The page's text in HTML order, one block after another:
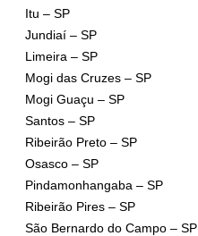
Itu – SP
Jundiaí – SP
Limeira – SP
Mogi das Cruzes – SP
Mogi Guaçu – SP
Santos – SP
Ribeirão Preto – SP
Osasco – SP
Pindamonhangaba – SP
Ribeirão Pires – SP
São Bernardo do Campo – SP